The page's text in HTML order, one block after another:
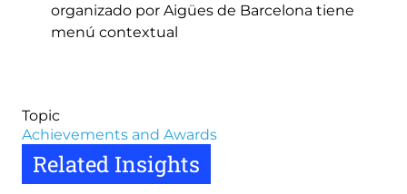
organizado por Aigües de Barcelona tiene
menú contextual
Topic
Achievements and Awards
Related Insights